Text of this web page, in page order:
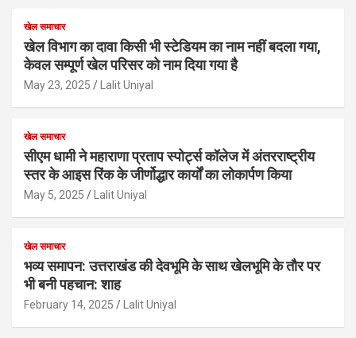
खेल समाचार
खेल विभाग का दावा किसी भी स्टेडियम का नाम नहीं बदला गया,
केवल सम्पूर्ण खेल परिसर को नाम दिया गया है
May 23, 2025 Lalit Uniyal
खेल समाचार
सीएम धामी ने महाराणा प्रताप स्पोर्ट्स कॉलेज में अंतरराष्ट्रीय
स्तर के आइस रिंक के जीर्णोद्धार कार्यों का लोकार्पण किया
May 5, 2025 Lalit Uniyal
खेल समाचार
भव्य समापन: उत्तराखंड की देवभूमि के साथ खेलभूमि के तौर पर
भी बनी पहचान: शाह
February 14, 2025 Lalit Uniyal